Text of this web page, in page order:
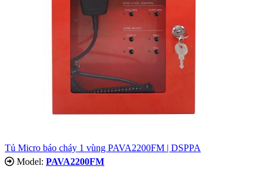
Tủ Micro báo cháy 1 vùng PAVA2200FM | DSPPA
Model: PAVA2200FM